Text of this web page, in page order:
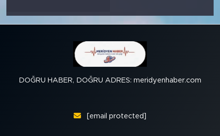
DOĞRU HABER, DOĞRU ADRES: meridyenhaber.com
[email protected]